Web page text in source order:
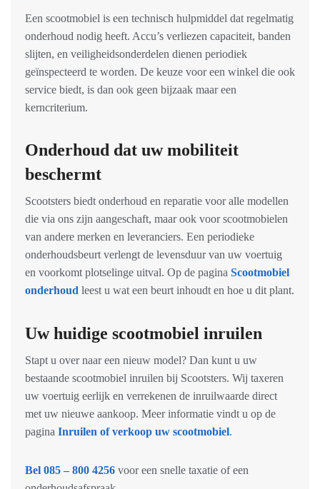
Een scootmobiel is een technisch hulpmiddel dat regelmatig
onderhoud nodig heeft. Accu’s verliezen capaciteit, banden
slijten, en veiligheidsonderdelen dienen periodiek
geïnspecteerd te worden. De keuze voor een winkel die ook
service biedt, is dan ook geen bijzaak maar een
kerncriterium.
Onderhoud dat uw mobiliteit
beschermt
Scootsters biedt onderhoud en reparatie voor alle modellen
die via ons zijn aangeschaft, maar ook voor scootmobielen
van andere merken en leveranciers. Een periodieke
onderhoudsbeurt verlengt de levensduur van uw voertuig
en voorkomt plotselinge uitval. Op de pagina Scootmobiel
onderhoud leest u wat een beurt inhoudt en hoe u dit plant.
Uw huidige scootmobiel inruilen
Stapt u over naar een nieuw model? Dan kunt u uw
bestaande scootmobiel inruilen bij Scootsters. Wij taxeren
uw voertuig eerlijk en verrekenen de inruilwaarde direct
met uw nieuwe aankoop. Meer informatie vindt u op de
pagina Inruilen of verkoop uw scootmobiel.
Bel 085 – 800 4256 voor een snelle taxatie of een